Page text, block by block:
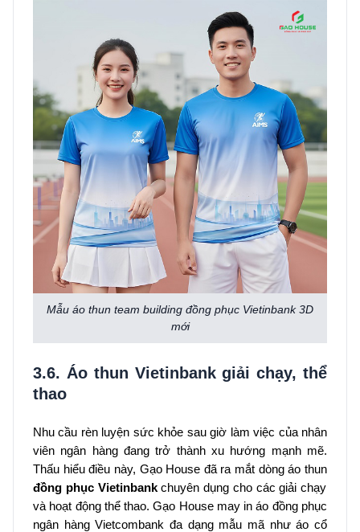
Mẫu áo thun team building đồng phục Vietinbank 3D
mới
3.6. Áo thun Vietinbank giải chạy, thể
thao
Nhu cầu rèn luyện sức khỏe sau giờ làm việc của nhân
viên ngân hàng đang trở thành xu hướng mạnh mẽ.
Thấu hiểu điều này, Gạo House đã ra mắt dòng áo thun
đồng phục Vietinbankchuyên dụng cho các giải chạy
và hoạt động thể thao. Gạo House may in áo đồng phục
ngân hàng Vietcombank đa dạng mẫu mã như áo cổ